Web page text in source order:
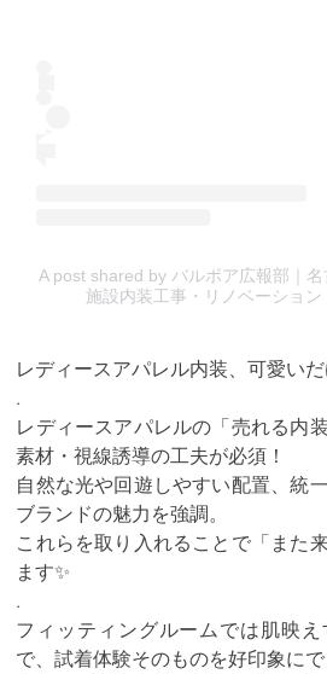
A post shared by バルボア広報部｜
施設内装工事・リノベーショ
レディースアパレル内装、可愛い
.
レディースアパレルの「売れる内
素材・視線誘導の工夫が必須！
自然な光や回遊しやすい配置、統
ブランドの魅力を強調。
これらを取り入れることで「また
ます✨
.
フィッティングルームでは肌映
で、試着体験そのものを好印象にで